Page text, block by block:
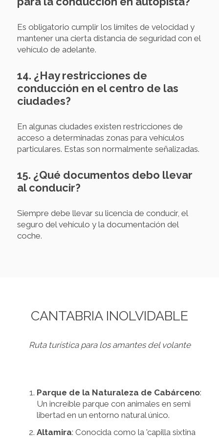
Es obligatorio cumplir los límites de velocidad y
mantener una cierta distancia de seguridad con el
vehículo de adelante.
14. ¿Hay restricciones de
conducción en el centro de las
ciudades?
En algunas ciudades existen restricciones de
acceso a determinadas zonas para vehículos
particulares. Estas son normalmente señalizadas.
15. ¿Qué documentos debo llevar
al conducir?
Siempre debe llevar su licencia de conducir, el
seguro del vehículo y la documentación del
coche.
CANTABRIA INOLVIDABLE
Ruta turística para los amantes del volante
Parque de la Naturaleza de Cabárceno:
Un increíble parque con animales en semi
libertad en un entorno natural único.
Altamira: Conocida como la 'capilla sixtina